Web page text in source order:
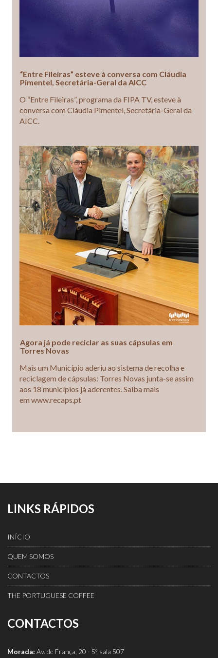
“Entre Fileiras” esteve à conversa com Cláudia
Pimentel, Secretária-Geral da AICC
O “Entre Fileiras”, programa da FIPA TV, esteve à
conversa com Cláudia Pimentel, Secretária-Geral da
AICC.
Agora já pode reciclar as suas cápsulas em
Torres Novas
Mais um Município aderiu ao sistema de recolha e
reciclagem de cápsulas: Torres Novas junta-se assim
aos 18 municípios já aderentes. Saiba mais
em www.recaps.pt
LINKS RÁPIDOS
INÍCIO
QUEM SOMOS
CONTACTOS
THE PORTUGUESE COFFEE
CONTACTOS
Morada: Av. de França, 20 - 5º, sala 507